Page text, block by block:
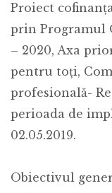
Proiect
prin Programul
– 2020, Axa
pentru toți,
profesională-
perioada de
02.05.2019.
Obiectivul